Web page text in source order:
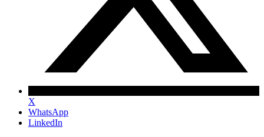
X
WhatsApp
LinkedIn